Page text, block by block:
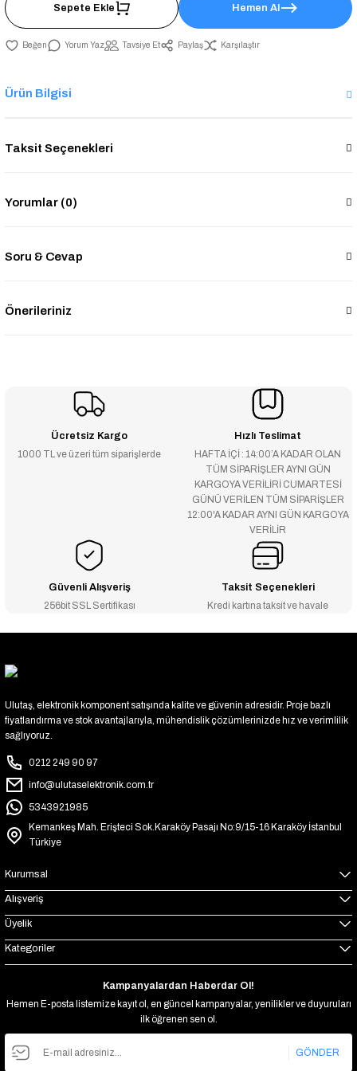
Sepete Ekle Hemen Al
Yorum Yaz Tavsiye Et Paylaş Karşılaştır
Ürün Bilgisi
Taksit Seçenekleri
Yorumlar (0)
Soru & Cevap
Önerileriniz
Ücretsiz Kargo
1000 TL ve üzeri tüm siparişlerde
Hızlı Teslimat
HAFTA İÇİ : 14:00’A KADAR OLAN
TÜM SİPARİŞLER AYNI GÜN
KARGOYA VERİLİRİ CUMARTESİ
GÜNÜ VERİLEN TÜM SİPARİŞLER
12:00'A KADAR AYNI GÜN KARGOYA
VERİLİR
Güvenli Alışveriş
256bit SSL Sertifikası
Taksit Seçenekleri
Kredi kartına taksit ve havale
Ulutaş, elektronik komponent satışında kalite ve güvenin adresidir. Proje bazlı
fiyatlandırma ve stok avantajlarıyla, mühendislik çözümlerinizde hız ve verimlilik
sağlıyoruz.
0212 249 90 97
info@ulutaselektronik.com.tr
5343921985
Kemankeş Mah. Erişteci Sok.Karaköy Pasajı No:9/15-16 Karaköy İstanbul
Türkiye
Kurumsal
Alışveriş
Üyelik
Kategoriler
Kampanyalardan Haberdar Ol!
Hemen E-posta listemize kayıt ol, en güncel kampanyalar, yenilikler ve duyuruları
ilk öğrenen sen ol.
GÖNDER